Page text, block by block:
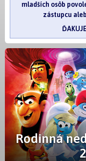
mladších osôb
zástupcu
Rodinná